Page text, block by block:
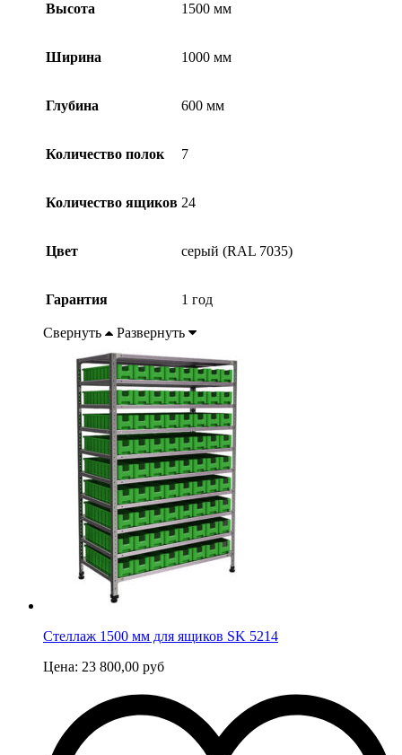
Высота 1500 мм
Ширина 1000 мм
Глубина 600 мм
Количество полок 7
Количество ящиков 24
Цвет серый (RAL 7035)
Гарантия 1 год
Свернуть Развернуть
Стеллаж 1500 мм для ящиков SK 5214
Цена: 23 800,00 руб